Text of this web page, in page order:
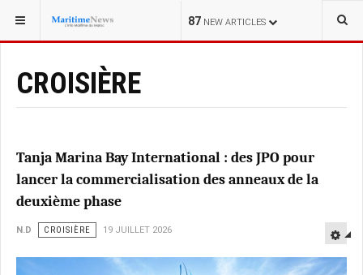
87 NEW ARTICLES
VOUS ÊTES ICI :
CROISIÈRE
Tanja Marina Bay International : des JPO pour
lancer la commercialisation des anneaux de la
deuxième phase
N.D CROISIÈRE 19 JUILLET 2026